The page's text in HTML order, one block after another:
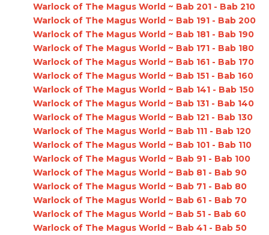
Warlock of The Magus World ~ Bab 201 - Bab 210
Warlock of The Magus World ~ Bab 191 - Bab 200
Warlock of The Magus World ~ Bab 181 - Bab 190
Warlock of The Magus World ~ Bab 171 - Bab 180
Warlock of The Magus World ~ Bab 161 - Bab 170
Warlock of The Magus World ~ Bab 151 - Bab 160
Warlock of The Magus World ~ Bab 141 - Bab 150
Warlock of The Magus World ~ Bab 131 - Bab 140
Warlock of The Magus World ~ Bab 121 - Bab 130
Warlock of The Magus World ~ Bab 111 - Bab 120
Warlock of The Magus World ~ Bab 101 - Bab 110
Warlock of The Magus World ~ Bab 91 - Bab 100
Warlock of The Magus World ~ Bab 81 - Bab 90
Warlock of The Magus World ~ Bab 71 - Bab 80
Warlock of The Magus World ~ Bab 61 - Bab 70
Warlock of The Magus World ~ Bab 51 - Bab 60
Warlock of The Magus World ~ Bab 41 - Bab 50